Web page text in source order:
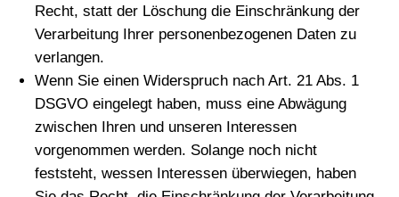
Recht, statt der Löschung die Einschränkung der
Verarbeitung Ihrer personenbezogenen Daten zu
verlangen.
Wenn Sie einen Widerspruch nach Art. 21 Abs. 1
DSGVO eingelegt haben, muss eine Abwägung
zwischen Ihren und unseren Interessen
vorgenommen werden. Solange noch nicht
feststeht, wessen Interessen überwiegen, haben